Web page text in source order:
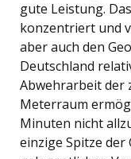
gute Leistung.
konzentriert und
aber auch den
Deutschland
Abwehrarbeit der
Meterraum
Minuten nicht
einzige Spitze der